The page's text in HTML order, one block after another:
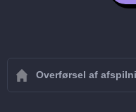
Overførsel af